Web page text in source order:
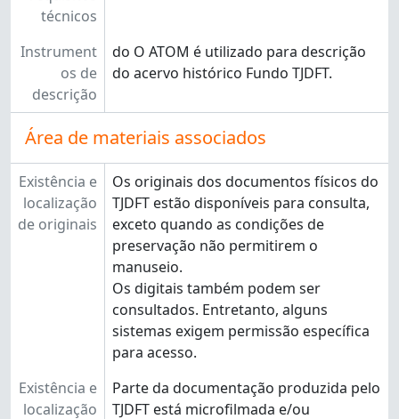
técnicos
Instrument
os de
descrição
do O ATOM é utilizado para descrição
do acervo histórico Fundo TJDFT.
Área de materiais associados
Existência e
localização
de originais
Os originais dos documentos físicos do
TJDFT estão disponíveis para consulta,
exceto quando as condições de
preservação não permitirem o
manuseio.
Os digitais também podem ser
consultados. Entretanto, alguns
sistemas exigem permissão específica
para acesso.
Existência e
localização
Parte da documentação produzida pelo
TJDFT está microfilmada e/ou